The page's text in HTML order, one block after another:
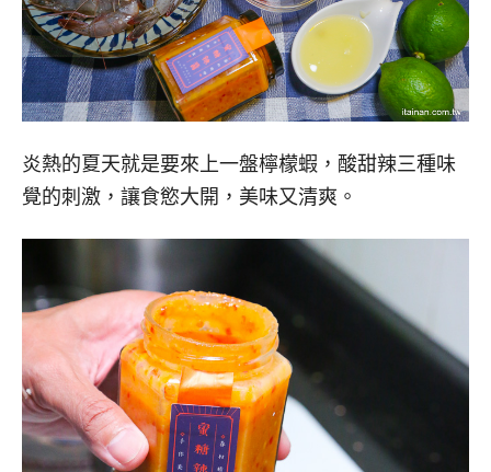
炎熱的夏天就是要來上一盤檸檬蝦，酸甜辣三種味
覺的刺激，讓食慾大開，美味又清爽。